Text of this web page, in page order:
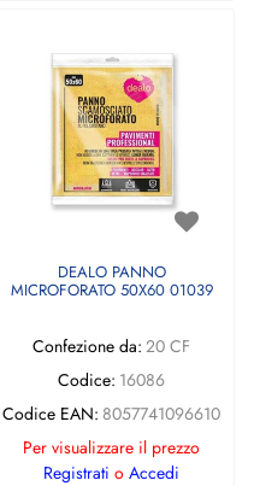
DEALO PANNO
MICROFORATO 50X60 01039
Confezione da: 20 CF
Codice: 16086
Codice EAN: 8057741096610
Per visualizzare il prezzo
Registrati o Accedi